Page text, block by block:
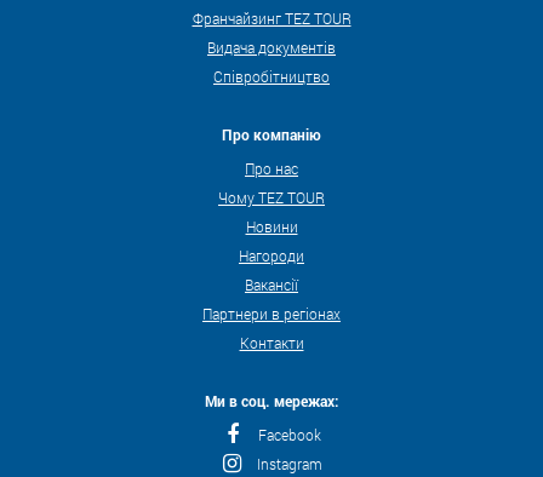
Франчайзинг TEZ TOUR
Видача документів
Співробітництво
Про компанію
Про нас
Чому TEZ TOUR
Новини
Нагороди
Вакансії
Партнери в регіонах
Контакти
Ми в соц. мережах:
Facebook
Instagram